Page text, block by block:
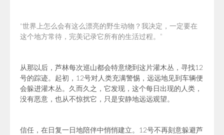
“世界上怎么会有这么漂亮的野生动物？我决定，一定要在
这个地方常待，完美记录它所有的生活过程。”
从那以后，芦林每次巡山都会特意绕到这片灌木丛，寻找12
号的踪迹。起初，12号对人类充满警惕，远远地见到车辆便
会躲进灌木丛。久而久之，它发现，这个每日出现的人类，
没有恶意，也从不惊扰它，只是安静地远远观望。
信任，在日复一日地陪伴中悄悄建立。12号不再刻意躲避芦